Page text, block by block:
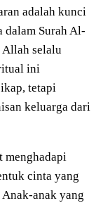
adalah kunci
dalam Surah Al-
Allah selalu
ini
tetapi
keluarga dari
menghadapi
cinta yang
anak yang